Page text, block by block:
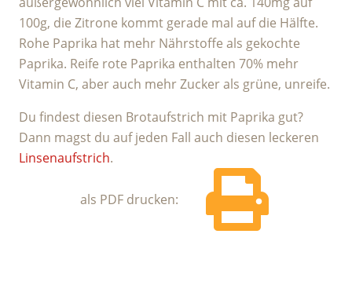
100g, die Zitrone kommt gerade mal auf die Hälfte.
Rohe Paprika hat mehr Nährstoffe als gekochte
Paprika. Reife rote Paprika enthalten 70% mehr
Vitamin C, aber auch mehr Zucker als grüne, unreife.
Du findest diesen Brotaufstrich mit Paprika gut?
Dann magst du auf jeden Fall auch diesen leckeren
Linsenaufstrich.
als PDF drucken: